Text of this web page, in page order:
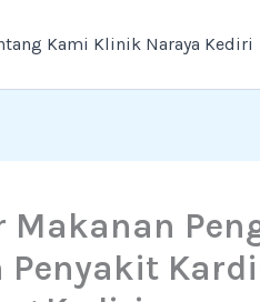
Kami Klinik Naraya Kediri
Makanan
Penyakit